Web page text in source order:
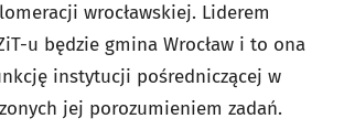
wrocławskiej. Liderem
u będzie gmina Wrocław i to ona
instytucji pośredniczącej w
jej porozumieniem zadań.